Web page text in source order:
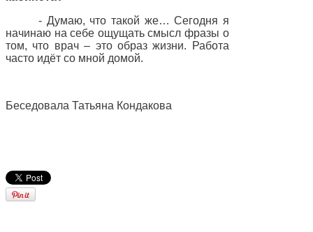
- Думаю, что такой же… Сегодня я
начинаю на себе ощущать смысл фразы о
том, что врач – это образ жизни. Работа
часто идёт со мной домой.
Беседовала Татьяна Кондакова